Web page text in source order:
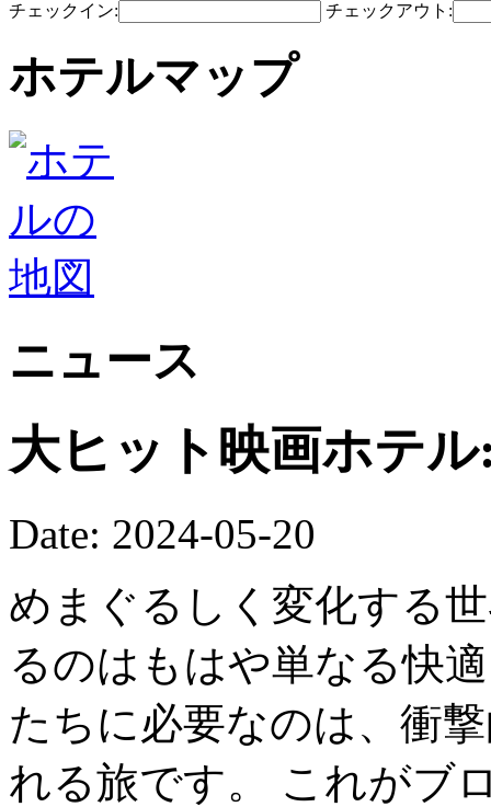
チェックイン: チェックアウト:
ホテルマップ
ニュース
大ヒット映画ホテ
Date: 2024-05-20
めまぐるしく変化する
るのはもはや単なる快
たちに必要なのは、衝
れる旅です。 これがブ